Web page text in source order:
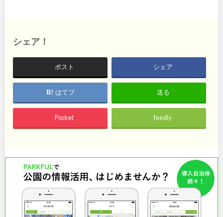
岐阜 静岡
愛知
三重 滋賀
京都 大阪
シェア！
ポスト シェア
はてブ 送る
Pocket feedly